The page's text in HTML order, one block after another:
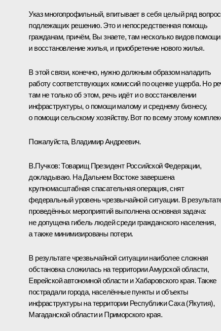
Указ многопрофильный, впитывает в себя целый ряд
подлежащих решению. Это и непосредственная помощь
гражданам, причём, Вы знаете, там несколько видов
и восстановление жилья, и приобретение нового жилья.
В этой связи, конечно, нужно должным образом наладить
работу соответствующих комиссий по оценке ущерба. Но
там не только об этом, речь идёт и о восстановлении
инфраструктуры, о помощи малому и среднему бизнесу,
о помощи сельскому хозяйству. Вот по всему этому
Пожалуйста, Владимир Андреевич.
В.Пучков:Товарищ Президент Российской Федерации,
докладываю. На Дальнем Востоке завершена
крупномасштабная спасательная операция, снят
федеральный уровень чрезвычайной ситуации. В
проведённых мероприятий выполнена основная задача:
не допущена гибель людей среди гражданского населения,
а также минимизированы потери.
В результате чрезвычайной ситуации наиболее сложная
обстановка сложилась на территории Амурской области,
Еврейской автономной области и Хабаровского края. Также
пострадали города, населённые пункты и объекты
инфраструктуры на территории Республики Саха (Якутия),
Магаданской области и Приморского края.